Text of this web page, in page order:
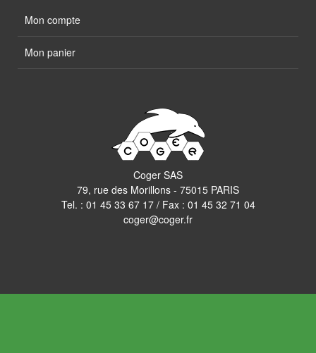
Mon compte
Mon panier
Coger SAS
79, rue des Morillons - 75015 PARIS
Tel. : 01 45 33 67 17/ Fax : 01 45 32 71 04
coger@coger.fr